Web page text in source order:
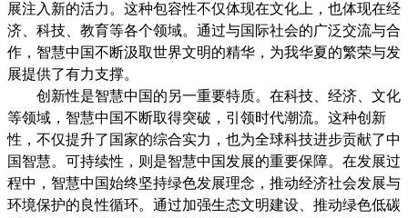
展注入新的活力。这种包容性不仅体现在文化上，也体现在经
济、科技、教育等各个领域。通过与国际社会的广泛交流与合
作，智慧中国不断汲取世界文明的精华，为我华夏的繁荣与发
展提供了有力支撑。
创新性是智慧中国的另一重要特质。在科技、经济、文化
等领域，智慧中国不断取得突破，引领时代潮流。这种创新
性，不仅提升了国家的综合实力，也为全球科技进步贡献了中
国智慧。可持续性，则是智慧中国发展的重要保障。在发展过
程中，智慧中国始终坚持绿色发展理念，推动经济社会发展与
环境保护的良性循环。通过加强生态文明建设、推动绿色低碳